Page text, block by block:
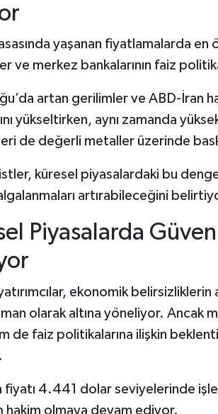
yaşanan fiyatlamalarda
ve merkez bankalarının faiz
artan gerilimler ve ABD-İran
yükseltirken, aynı zamanda
de değerli metaller üzerinde
küresel piyasalardaki bu
artırabileceğini
Piyasalarda
ekonomik
olarak altına yöneliyor. Ancak
de faiz politikalarına ilişkin
fiyatı 4.441 dolar seviyelerinde
hakim olmaya devam ediyor.